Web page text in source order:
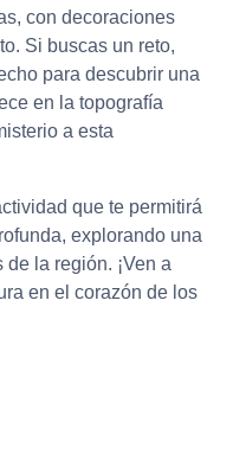
con decoraciones
Si buscas un reto,
para descubrir una
en la topografía
a esta
que te permitirá
explorando una
la región. ¡Ven a
en el corazón de los